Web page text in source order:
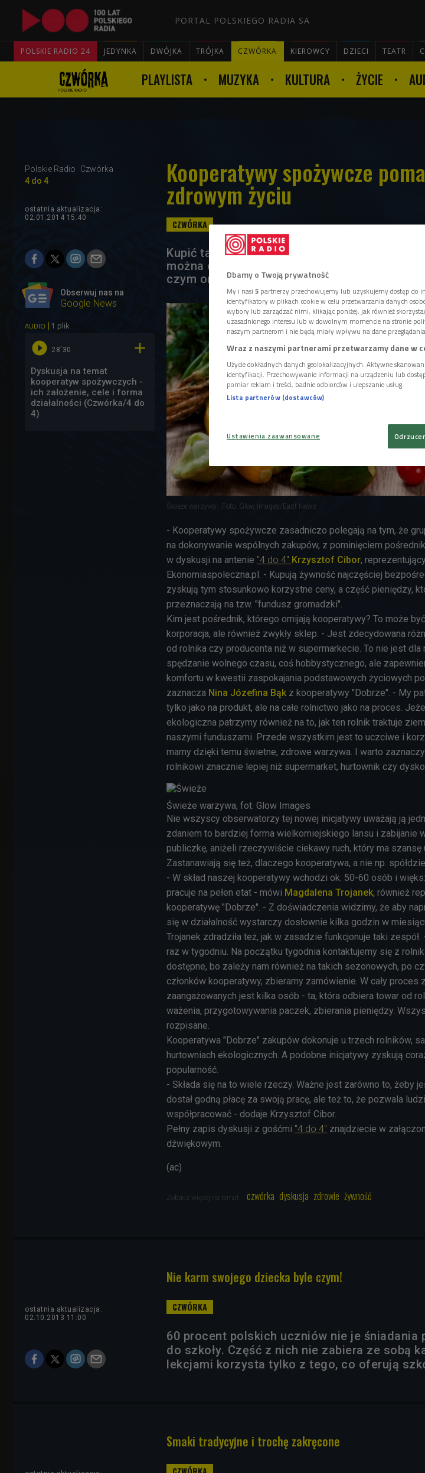
PORTAL POLSKIEGO RADIA SA
POLSKIE RADIO 24 JEDYNKA DWÓJKA TRÓJKA CZWÓRKA KIEROWCY DZIECI TEATR
PLAYLISTA MUZYKA KULTURA ŻYCIE
Polskie Radio
Czwórka
4 do 4
Kooperatywy spożywcze
zdrowym życiu
ostatnia aktualizacja:
02.01.2014 15:40
Obserwuj nas na
Google News
Kupić taniej, jeść smaczniej, żyć zdrowiej - tak
można opisać cel działalności kooperatyw
czym one polegają?
AUDIO 1 plik
 28'30 
Dyskusja na temat
kooperatyw spożywczych -
ich założenie, cele i forma
działalności (Czwórka/4 do
4)
Świeże warzywa Foto: Glow Images/East News
- Kooperatywy spożywcze zasadniczo polegają na tym, że
na dokonywanie wspólnych zakupów, z pominięciem
w dyskusji na antenie "4 do 4" Krzysztof Cibor,
Ekonomiaspoleczna.pl. - Kupują żywność najczęściej
zyskują tym stosunkowo korzystne ceny, a część pieniędzy,
przeznaczają na tzw. "fundusz gromadzki".
Kim jest pośrednik, którego omijają kooperatywy? To może
korporacja, ale również zwykły sklep. - Jest zdecydowana
od rolnika czy producenta niż w supermarkecie. To nie jest dla
spędzanie wolnego czasu, coś hobbystycznego, ale
komfortu w kwestii zaspokajania podstawowych życiowych
zaznacza Nina Józefina Bąk z kooperatywy "Dobrze". - My
tylko jako na produkt, ale na całe rolnictwo jako na proces.
ekologiczna patrzymy również na to, jak ten rolnik traktuje
naszymi funduszami. Przede wszystkim jest to uczciwe i
mamy dzięki temu świetne, zdrowe warzywa. I warto
rolnikowi znacznie lepiej niż supermarket, hurtownik czy
Świeże warzywa, fot. Glow Images
Nie wszyscy obserwatorzy tej nowej inicjatywy uważają ją
zdaniem to bardziej forma wielkomiejskiego lansu i zabijanie
publiczkę, aniżeli rzeczywiście ciekawy ruch, który ma szansę
Zastanawiają się też, dlaczego kooperatywa, a nie np.
- W skład naszej kooperatywy wchodzi ok. 50-60 osób i
pracuje na pełen etat - mówi Magdalena Trojanek, również
kooperatywę "Dobrze". - Z doświadczenia widzimy, że aby
się w działalność wystarczy dosłownie kilka godzin w
Trojanek zdradziła też, jak w zasadzie funkcjonuje taki
raz w tygodniu. Na początku tygodnia kontaktujemy się z
dostępne, bo zależy nam również na takich sezonowych, po
członków kooperatywy, zbieramy zamówienie. W cały proces
zaangażowanych jest kilka osób - ta, która odbiera towar od
ważenia, przygotowywania paczek, zbierania pieniędzy.
rozpisane.
Kooperatywa "Dobrze" zakupów dokonuje u trzech rolników,
hurtowniach ekologicznych. A podobne inicjatywy zyskują
popularność.
- Składa się na to wiele rzeczy. Ważne jest zarówno to, żeby
dostał godną płacę za swoją pracę, ale też to, że pozwala
współpracować - dodaje Krzysztof Cibor.
Pełny zapis dyskusji z gośćmi "4 do 4" znajdziecie w
dźwiękowym.
(ac)
Zobacz więcej na temat: czwórka dyskusja zdrowie żywność
Nie karm swojego dziecka byle czym!
ostatnia aktualizacja:
02.10.2013 11:00
60 procent polskich uczniów nie je śniadania
do szkoły. Część z nich nie zabiera ze sobą
lekcjami korzysta tylko z tego, co oferują
Smaki tradycyjne i trochę zakręcone
Dbamy o Twoją prywatność
My i nasi 5 partnerzy przechowujemy lub uzyskujemy dostęp do
identyfikatory w plikach cookie w celu przetwarzania danych
wybory lub zarządzać nimi, klikając poniżej, jak również
uzasadnionego interesu lub w dowolnym momencie na stronie
naszym partnerom i nie będą miały wpływu na dane
Wraz z naszymi partnerami przetwarzamy dane w
Użycie dokładnych danych geolokalizacyjnych. Aktywne
identyfikacji. Przechowywanie informacji na urządzeniu lub
pomiar reklam i treści, badnie odbiorców i ulepszanie usług.
Lista partnerów (dostawców)
Ustawienia zaawansowane